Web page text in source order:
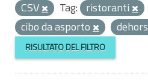
CSV
Tag: ristoranti
cibo da asporto
dehors
RISULTATO DEL FILTRO